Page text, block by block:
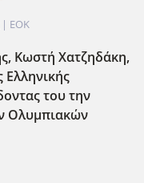
| EOK
Κωστή Χατζηδάκη,
του την
Ολυμπιακών